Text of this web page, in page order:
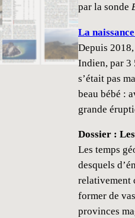
par la sonde
La
Depuis
Indien, par 3
s’était pas
beau bébé :
grande
Dossier :
Les temps
desquels
relativement
former de
provinces